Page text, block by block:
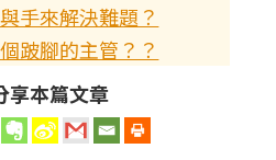
手來解決難題？
跛腳的主管？？
享本篇文章